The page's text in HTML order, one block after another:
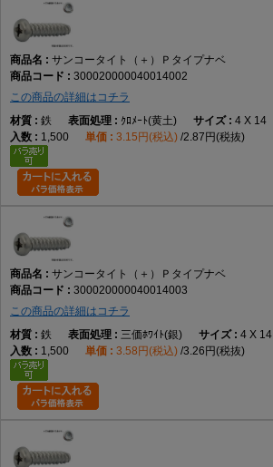
サンコータイト（＋）Ｐタイプナベ
300020000040014002
この商品の詳細はコチラ
鉄
ｸﾛﾒｰﾄ(黄土) 4 X 14
1,500
3.15円(税込) 2.87円(税抜)
サンコータイト（＋）Ｐタイプナベ
300020000040014003
この商品の詳細はコチラ
鉄
三価ﾎﾜｲﾄ(銀) 4 X 14
1,500
3.58円(税込) 3.26円(税抜)